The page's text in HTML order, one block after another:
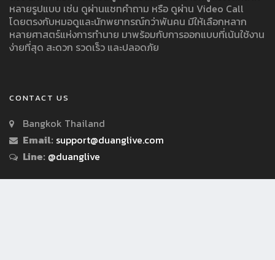
หลายรูปแบบ เช่น ดูผ่านแชทคำถาม หรือ ดูผ่าน Video Call
โดยตรงกับหมอดูและนักพยากรณ์กว่าพันคน มีให้เลือกหลาก
หลายศาสตร์แห่งการทำนาย มาพร้อมกับการออกแบบที่เน้นใช้งาน
ง่ายที่สุด สะดวก รวดเร็ว และปลอดภัย
CONTACT US
Bangkok Thailand
Email: support@duanglive.com
Line: @duanglive